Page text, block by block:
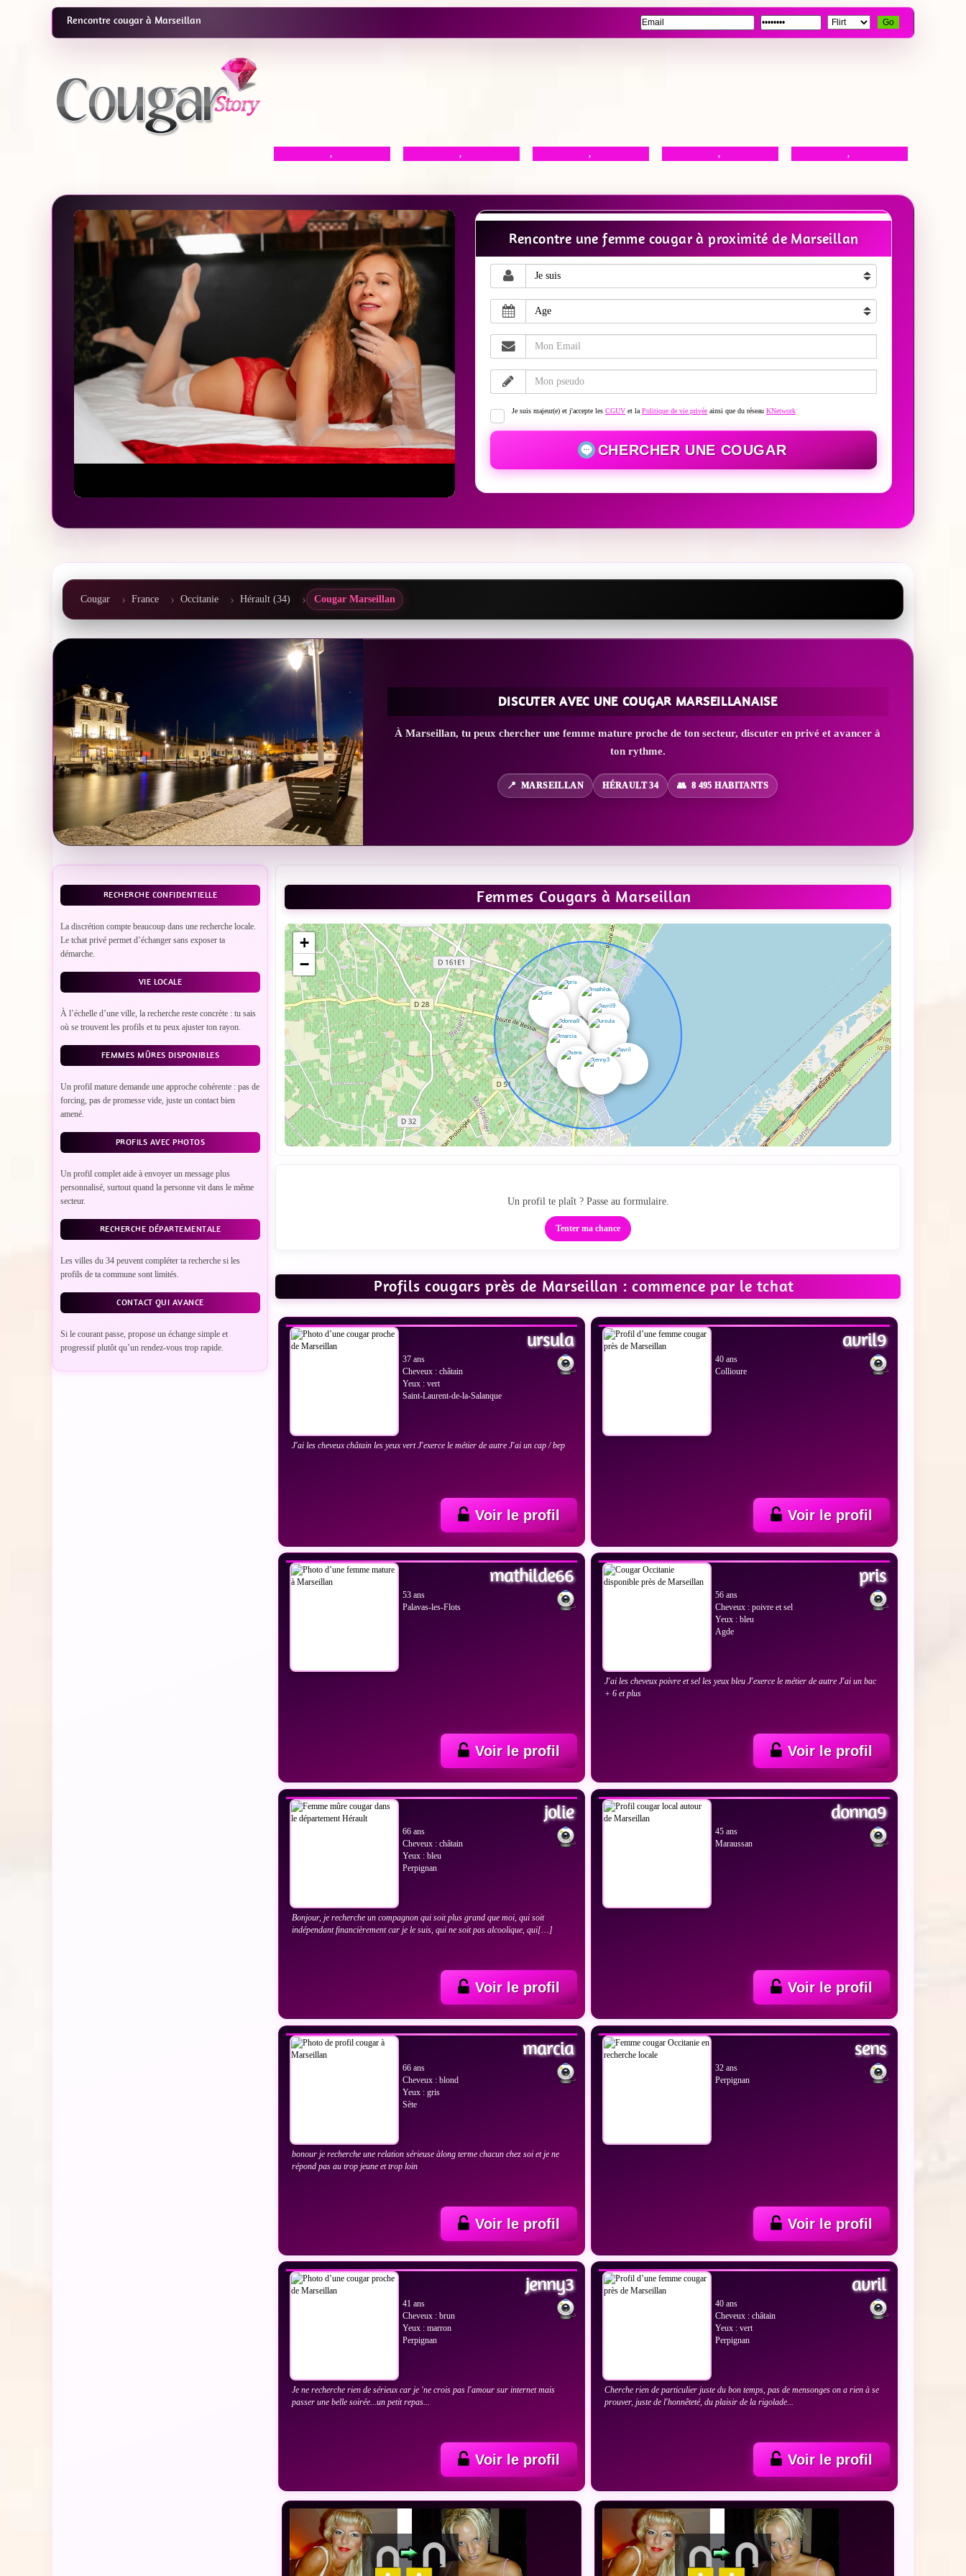
Rencontre cougar à Marseillan Go
, , , , ,
Rencontre une femme cougar à proximité de Marseillan
Je suis majeur(e) et j'accepte les CGUV et la Politique de vie privée ainsi que du réseau KNetwork
CHERCHER UNE COUGAR
Cougar France Occitanie Hérault (34) Cougar Marseillan
DISCUTER AVEC UNE COUGAR MARSEILLANAISE
À Marseillan, tu peux chercher une femme mature proche de ton secteur, discuter en privé et avancer à
ton rythme.
MARSEILLAN HÉRAULT 34 8 495 HABITANTS
RECHERCHE CONFIDENTIELLE
La discrétion compte beaucoup dans une recherche locale.
Le tchat privé permet d’échanger sans exposer ta
démarche.
VIE LOCALE
À l’échelle d’une ville, la recherche reste concrète : tu sais
où se trouvent les profils et tu peux ajuster ton rayon.
FEMMES MÛRES DISPONIBLES
Un profil mature demande une approche cohérente : pas de
forcing, pas de promesse vide, juste un contact bien
amené.
PROFILS AVEC PHOTOS
Un profil complet aide à envoyer un message plus
personnalisé, surtout quand la personne vit dans le même
secteur.
RECHERCHE DÉPARTEMENTALE
Les villes du 34 peuvent compléter ta recherche si les
profils de ta commune sont limités.
CONTACT QUI AVANCE
Si le courant passe, propose un échange simple et
progressif plutôt qu’un rendez-vous trop rapide.
Femmes Cougars à Marseillan
+
−
Un profil te plaît ? Passe au formulaire.
Tenter ma chance
Profils cougars près de Marseillan : commence par le tchat
VOIR LES PHOTOS
ursula
37 ans
Cheveux : châtain
Yeux : vert
Saint-Laurent-de-la-Salanque
J'ai les cheveux châtain les yeux vert J'exerce le métier de autre J'ai un cap / bep
Voir le profil
VOIR LES PHOTOS
avril9
40 ans
Collioure
Voir le profil
mathilde66
53 ans
Palavas-les-Flots
Voir le profil
pris
56 ans
Cheveux : poivre et sel
Yeux : bleu
Agde
J'ai les cheveux poivre et sel les yeux bleu J'exerce le métier de autre J'ai un bac
+ 6 et plus
Voir le profil
jolie
66 ans
Cheveux : châtain
Yeux : bleu
Perpignan
Bonjour, je recherche un compagnon qui soit plus grand que moi, qui soit
indépendant financièrement car je le suis, qui ne soit pas alcoolique, qui[…]
Voir le profil
donna9
45 ans
Maraussan
Voir le profil
marcia
66 ans
Cheveux : blond
Yeux : gris
Sète
bonour je recherche une relation sérieuse àlong terme chacun chez soi et je ne
répond pas au trop jeune et trop loin
Voir le profil
sens
32 ans
Perpignan
Voir le profil
jenny3
41 ans
Cheveux : brun
Yeux : marron
Perpignan
Je ne recherche rien de sérieux car je 'ne crois pas l'amour sur internet mais
passer une belle soirée...un petit repas...
Voir le profil
avril
40 ans
Cheveux : châtain
Yeux : vert
Perpignan
Cherche rien de particulier juste du bon temps, pas de mensonges on a rien à se
prouver, juste de l'honnêteté, du plaisir de la rigolade...
Voir le profil